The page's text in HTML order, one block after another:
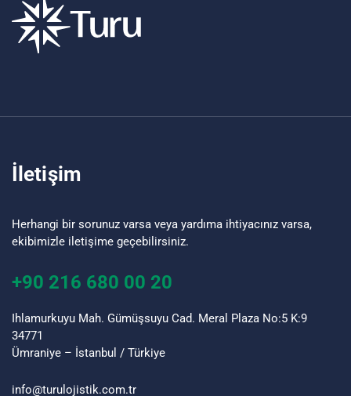
İletişim
Herhangi bir sorunuz varsa veya yardıma ihtiyacınız varsa,
ekibimizle iletişime geçebilirsiniz.
+90 216 680 00 20
Ihlamurkuyu Mah. Gümüşsuyu Cad. Meral Plaza No:5 K:9
34771
Ümraniye – İstanbul / Türkiye
info@turu lojistik.com.tr